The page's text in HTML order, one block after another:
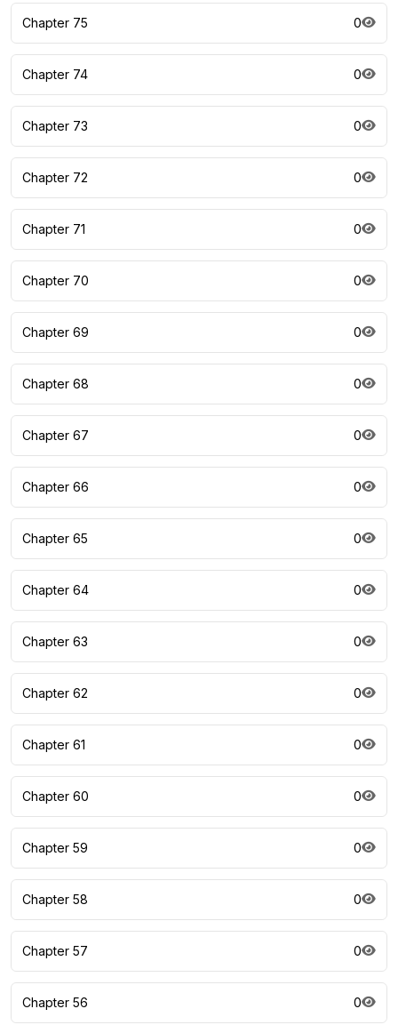
Chapter 75 0
Chapter 74 0
Chapter 73 0
Chapter 72 0
Chapter 71 0
Chapter 70 0
Chapter 69 0
Chapter 68 0
Chapter 67 0
Chapter 66 0
Chapter 65 0
Chapter 64 0
Chapter 63 0
Chapter 62 0
Chapter 61 0
Chapter 60 0
Chapter 59 0
Chapter 58 0
Chapter 57 0
Chapter 56 0